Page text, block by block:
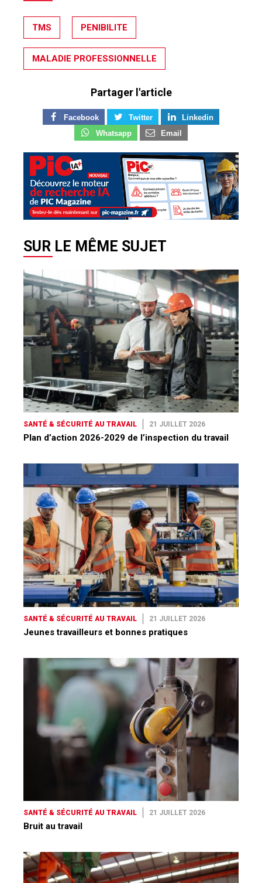
TMS PENIBILITE
MALADIE PROFESSIONNELLE
Partager l'article
Facebook Twitter
Linkedin
Whatsapp
Email
SUR LE MÊME SUJET
SANTÉ & SÉCURITÉ AU TRAVAIL 21 JUILLET 2026
Plan d’action 2026-2029 de l’inspection du travail
SANTÉ & SÉCURITÉ AU TRAVAIL 21 JUILLET 2026
Jeunes travailleurs et bonnes pratiques
SANTÉ & SÉCURITÉ AU TRAVAIL 21 JUILLET 2026
Bruit au travail